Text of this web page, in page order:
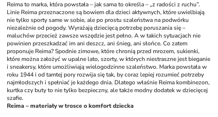
Reima to marka, która powstała – jak sama to określa – „z radości z ruchu”.
Linie Reima przeznaczone są bowiem dla dzieci aktywnych, które uwielbiają
nie tylko sporty same w sobie, ale po prostu szaleństwa na podwórku
niezależnie od pogody. Wyrażają dziecięcą potrzebę poruszania się –
maluchów przecież zawsze wszędzie jest pełno. A w takich sytuacjach nie
powinien przeszkadzać im ani deszcz, ani śnieg, ani słońce. Co zatem
proponuje Reima? Spodnie zimowe, które chronią przed mrozem, sukienki,
które można założyć w upalne lato, szorty, w których niestraszne jest bieganie
i sneakersy, które umożliwiają wielogodzinne szaleństwo. Marka powstała w
roku 1944 i od tamtej pory rozwija się tak, by coraz lepiej rozumieć potrzeby
najmłodszych i spełniać je każdego dnia. Dlatego właśnie Reima kombinezon,
kurtka czy buty to nie tylko bezpieczny, ale także modny dodatek w dziecięcej
szafie.
Reima – materiały w trosce o komfort dziecka